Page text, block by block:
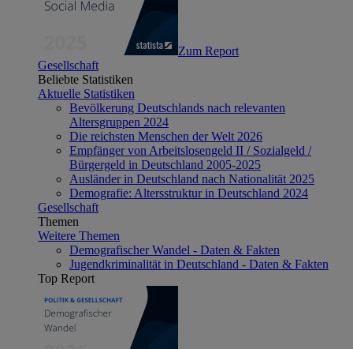
Zum Report
Gesellschaft
Beliebte Statistiken
Aktuelle Statistiken
Bevölkerung Deutschlands nach relevanten
Altersgruppen 2024
Die reichsten Menschen der Welt 2026
Empfänger von Arbeitslosengeld II / Sozialgeld /
Bürgergeld in Deutschland 2005-2025
Ausländer in Deutschland nach Nationalität 2025
Demografie: Altersstruktur in Deutschland 2024
Gesellschaft
Themen
Weitere Themen
Demografischer Wandel - Daten & Fakten
Jugendkriminalität in Deutschland - Daten & Fakten
Top Report